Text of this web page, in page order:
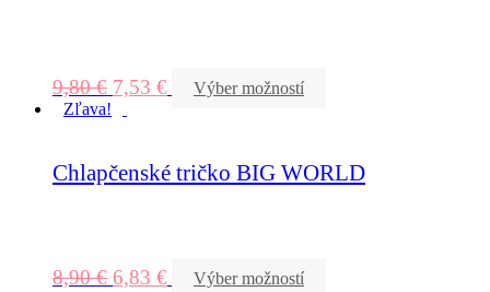
9,80€ 7,53 €
Výber možností
Zľava!
Chlapčenské tričko BIG WORLD
8,90€ 6,83 € Výber možností